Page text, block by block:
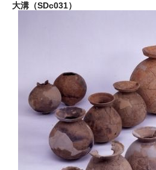
大溝（SDc031）